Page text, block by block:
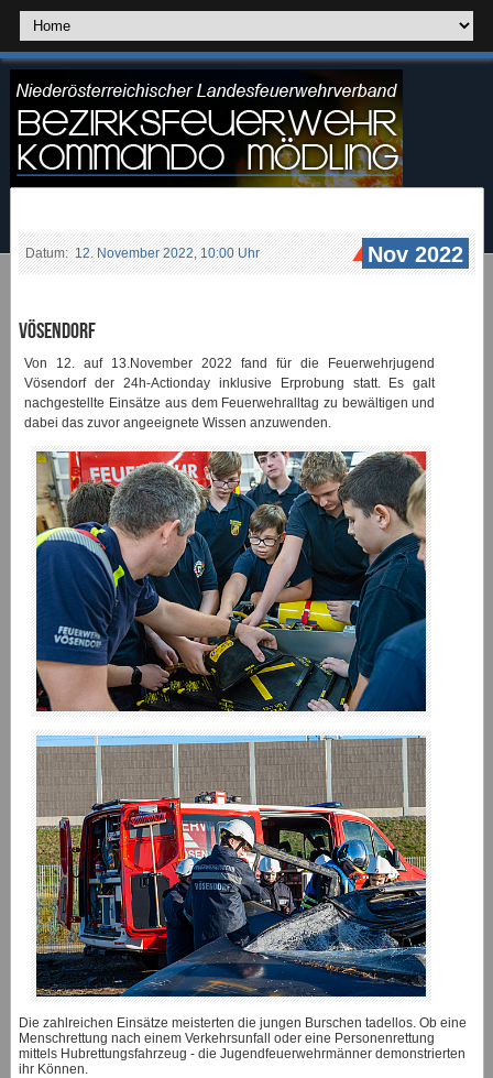
Datum: 12. November 2022, 10:00 Uhr Nov 2022
Vösendorf
Von 12. auf 13.November 2022 fand für die Feuerwehrjugend
Vösendorf der 24h-Actionday inklusive Erprobung statt. Es galt
nachgestellte Einsätze aus dem Feuerwehralltag zu bewältigen und
dabei das zuvor angeeignete Wissen anzuwenden.
Die zahlreichen Einsätze meisterten die jungen Burschen tadellos. Ob eine
Menschrettung nach einem Verkehrsunfall oder eine Personenrettung
mittels Hubrettungsfahrzeug - die Jugendfeuerwehrmänner demonstrierten
ihr Können.